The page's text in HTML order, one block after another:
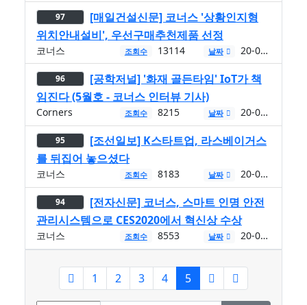
97
[매일건설신문] 코너스 '상황인지형
위치안내설비', 우선구매추천제품 선정
코너스 조회수 13114 날짜 20-05-29
96
[공학저널] '화재 골든타임' IoT가 책
임진다 (5월호 - 코너스 인터뷰 기사)
Corners 조회수 8215 날짜 20-05-27
95
[조선일보] K스타트업, 라스베이거스
를 뒤집어 놓으셨다
코너스 조회수 8183 날짜 20-01-17
94
[전자신문] 코너스, 스마트 인명 안전
관리시스템으로 CES2020에서 혁신상 수상
코너스 조회수 8553 날짜 20-01-10
1 2 3 4 5현재페이지